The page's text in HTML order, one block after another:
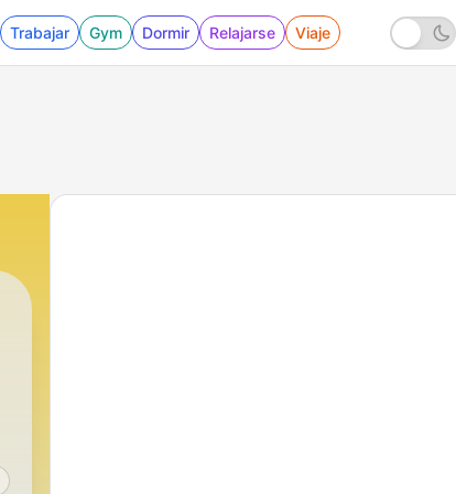
Trabajar Gym Dormir Relajarse Viaje